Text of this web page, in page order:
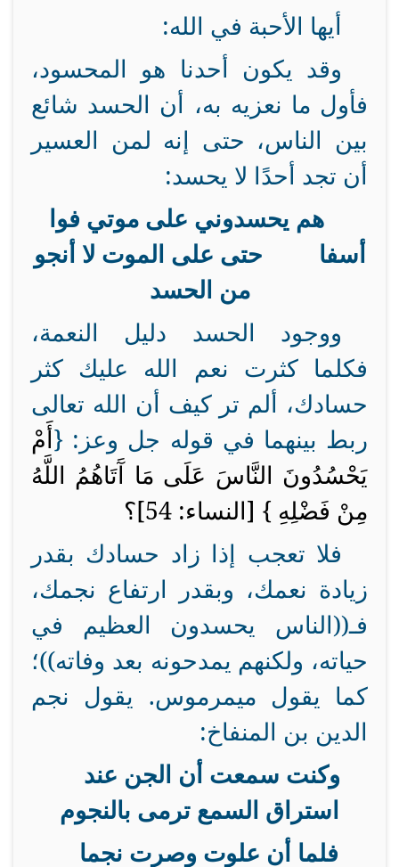
أيها الأحبة في الله:
وقد يكون أحدنا هو المحسود،
فأول ما نعزيه به، أن الحسد شائع
بين الناس، حتى إنه لمن العسير
أن تجد أحدًا لا يحسد:
هم يحسدوني على موتي فوا
أسفا حتى على الموت لا أنجو
من الحسد
ووجود الحسد دليل النعمة،
فكلما كثرت نعم الله عليك كثر
حسادك، ألم تر كيف أن الله تعالى
ربط بينهما في قوله جل وعز: {أَمْ
يَحْسُدُونَ النَّاسَ عَلَى مَا آَتَاهُمُ اللَّهُ
مِنْ فَضْلِهِ } [النساء: 54]؟
فلا تعجب إذا زاد حسادك بقدر
زيادة نعمك، وبقدر ارتفاع نجمك،
فـ((الناس يحسدون العظيم في
حياته، ولكنهم يمدحونه بعد وفاته))؛
كما يقول ميمرموس. يقول نجم
الدين بن المنفاخ:
وكنت سمعت أن الجن عند
استراق السمع ترمى بالنجوم
فلما أن علوت وصرت نجما